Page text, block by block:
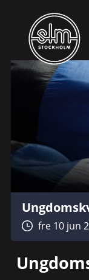
fre 10 jun